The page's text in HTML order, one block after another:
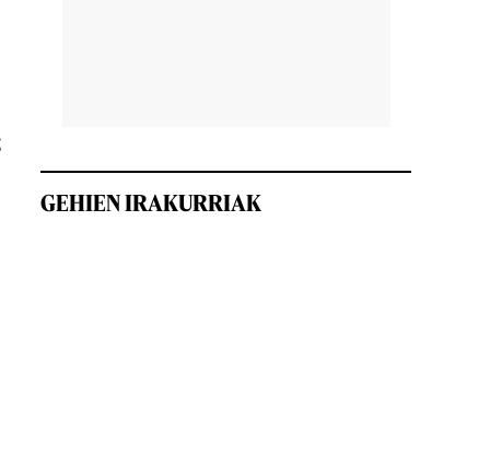
GEHIEN IRAKURRIAK